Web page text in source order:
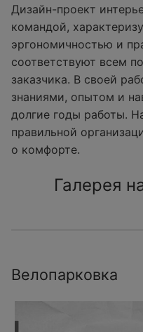
Дизайн-проект
командой,
эргономичностью и
соответствуют всем
заказчика. В своей
знаниями, опытом и
долгие годы работы.
правильной
о комфорте.
Галерея
Велопарковка